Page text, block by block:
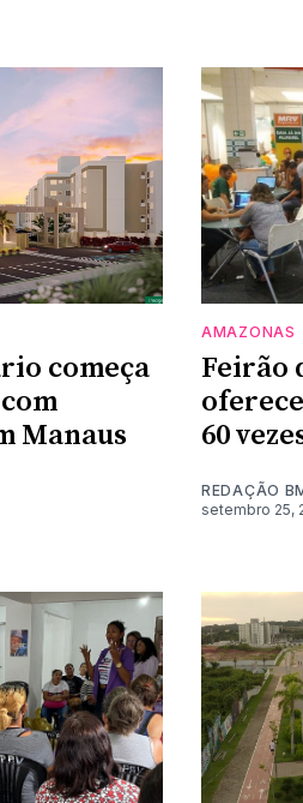
começa
Manaus
AMAZONAS
Feirão
60
REDAÇÃO
setembro 25,